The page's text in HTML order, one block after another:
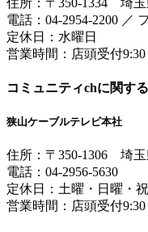
電話： 04-2954-2200 ／
定休日：水曜日
営業時間： 店頭受付
コミュニティchに関す
狭山ケーブルテレビ本社
住所： 〒350-1306 埼
電話： 04-2956-5630
定休日：土曜・日曜・
営業時間： 店頭受付